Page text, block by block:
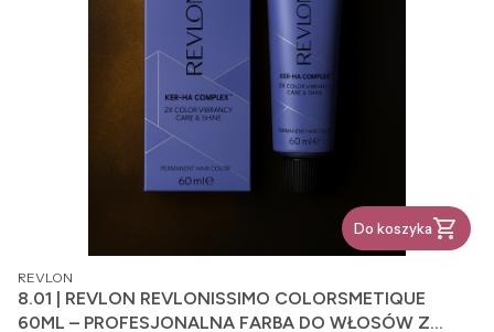
Do koszyka
PRODUCENT
REVLON
8.01 | REVLON REVLONISSIMO COLORSMETIQUE
60ML – PROFESJONALNA FARBA DO WŁOSÓW Z